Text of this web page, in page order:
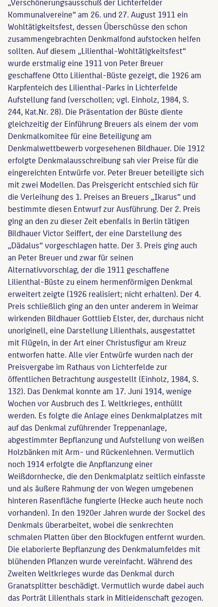
Kommunalvereine“ am 26. und 27. August 1911 ein
Wohltätigkeitsfest, dessen Überschüsse den schon
zusammengebrachten Denkmalfond aufstocken helfen
sollten. Auf diesem „Lilienthal-Wohltätigkeitsfest“
wurde erstmalig eine 1911 von Peter Breuer
geschaffene Otto Lilienthal-Büste gezeigt, die 1926 am
Karpfenteich des Lilienthal-Parks in Lichterfelde
Aufstellung fand (verschollen; vgl. Einholz, 1984, S.
244, Kat.Nr. 28). Die Präsentation der Büste diente
gleichzeitig der Einführung Breuers als einem der vom
Denkmalkomitee für eine Beteiligung am
Denkmalwettbewerb vorgesehenen Bildhauer. Die 1912
erfolgte Denkmalausschreibung sah vier Preise für die
eingereichten Entwürfe vor. Peter Breuer beteiligte sich
mit zwei Modellen. Das Preisgericht entschied sich für
die Verleihung des 1. Preises an Breuers „Ikarus“ und
bestimmte diesen Entwurf zur Ausführung. Der 2. Preis
ging an den zu dieser Zeit ebenfalls in Berlin tätigen
Bildhauer Victor Seiffert, der eine Darstellung des
„Dädalus“ vorgeschlagen hatte. Der 3. Preis ging auch
an Peter Breuer und zwar für seinen
Alternativvorschlag, der die 1911 geschaffene
Lilienthal-Büste zu einem hermenförmigen Denkmal
erweitert zeigte (1926 realisiert; nicht erhalten). Der 4.
Preis schließlich ging an den unter anderem in Weimar
wirkenden Bildhauer Gottlieb Elster, der, durchaus nicht
unoriginell, eine Darstellung Lilienthals, ausgestattet
mit Flügeln, in der Art einer Christusfigur am Kreuz
entworfen hatte. Alle vier Entwürfe wurden nach der
Preisvergabe im Rathaus von Lichterfelde zur
öffentlichen Betrachtung ausgestellt (Einholz, 1984, S.
132). Das Denkmal konnte am 17. Juni 1914, wenige
Wochen vor Ausbruch des I. Weltkrieges, enthüllt
werden. Es folgte die Anlage eines Denkmalplatzes mit
auf das Denkmal zuführender Treppenanlage,
abgestimmter Bepflanzung und Aufstellung von weißen
Holzbänken mit Arm- und Rückenlehnen. Vermutlich
noch 1914 erfolgte die Anpflanzung einer
Weißdornhecke, die den Denkmalplatz seitlich einfasste
und als äußere Rahmung der von Wegen umgebenen
hinteren Rasenfläche fungierte (Hecke auch heute noch
vorhanden). In den 1920er Jahren wurde der Sockel des
Denkmals überarbeitet, wobei die senkrechten
schmalen Platten über den Blockfugen entfernt wurden.
Die elaborierte Bepflanzung des Denkmalumfeldes mit
blühenden Pflanzen wurde vereinfacht. Während des
Zweiten Weltkrieges wurde das Denkmal durch
Granatsplitter beschädigt. Vermutlich wurde dabei auch
das Porträt Lilienthals stark in Mitleidenschaft gezogen.